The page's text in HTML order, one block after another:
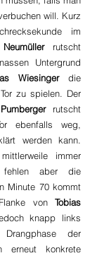
will. Kurz
im
rutscht
Untergrund
Wiesinger die
zu spielen. Der
rutscht
ebenfalls weg,
werden kann.
immer
aber die
von Tobias
knapp links
der
erneut konkrete